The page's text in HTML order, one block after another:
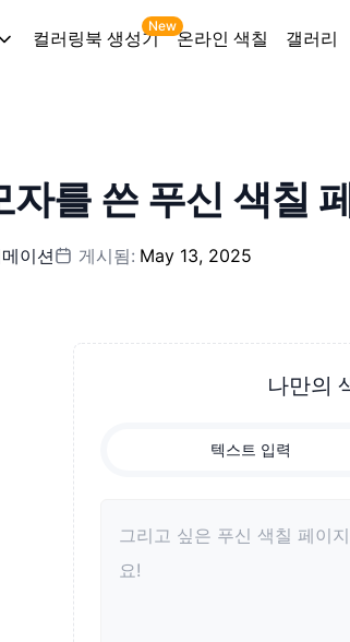
컬러링북 생성기
New
온라인 색칠 갤러리
를 쓴 푸신 색칠
이션 게시됨: May 13, 2025
나만의
텍스트 입력